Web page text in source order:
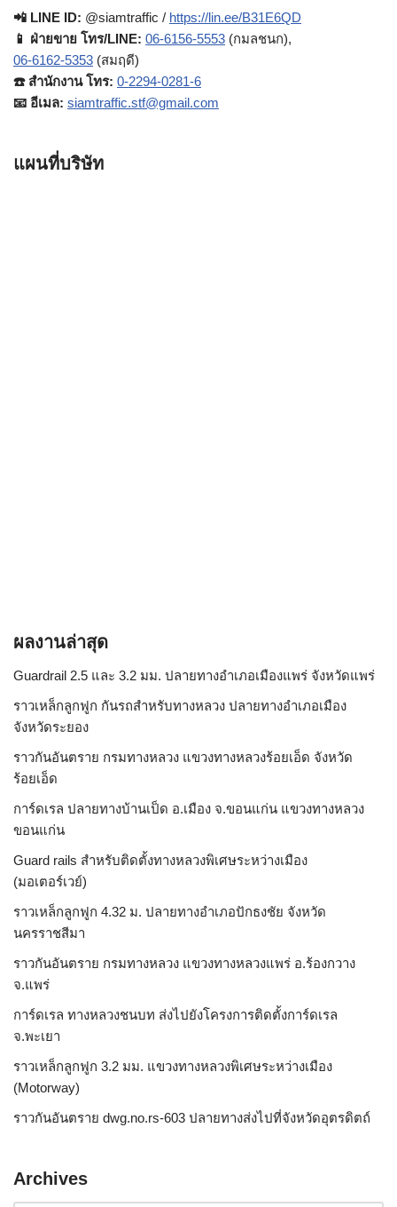
📲 LINE ID: @siamtraffic / https://lin.ee/B31E6QD
📱 ฝ่ายขาย โทร/LINE: 06-6156-5553 (กมลชนก),
06-6162-5353 (สมฤดี)
☎️ สำนักงาน โทร: 0-2294-0281-6
📧 อีเมล: siamtraffic.stf@gmail.com
แผนที่บริษัท
ผลงานล่าสุด
Guardrail 2.5 และ 3.2 มม. ปลายทางอำเภอเมืองแพร่ จังหวัดแพร่
ราวเหล็กลูกฟูก กันรถสําหรับทางหลวง ปลายทางอำเภอเมือง
จังหวัดระยอง
ราวกันอันตราย กรมทางหลวง แขวงทางหลวงร้อยเอ็ด จังหวัด
ร้อยเอ็ด
การ์ดเรล ปลายทางบ้านเป็ด อ.เมือง จ.ขอนแก่น แขวงทางหลวง
ขอนแก่น
Guard rails สำหรับติดตั้งทางหลวงพิเศษระหว่างเมือง
(มอเตอร์เวย์)
ราวเหล็กลูกฟูก 4.32 ม. ปลายทางอำเภอปักธงชัย จังหวัด
นครราชสีมา
ราวกันอันตราย กรมทางหลวง แขวงทางหลวงแพร่ อ.ร้องกวาง
จ.แพร่
การ์ดเรล ทางหลวงชนบท ส่งไปยังโครงการติดตั้งการ์ดเรล
จ.พะเยา
ราวเหล็กลูกฟูก 3.2 มม. แขวงทางหลวงพิเศษระหว่างเมือง
(Motorway)
ราวกันอันตราย dwg.no.rs-603 ปลายทางส่งไปที่จังหวัดอุตรดิตถ์
Archives